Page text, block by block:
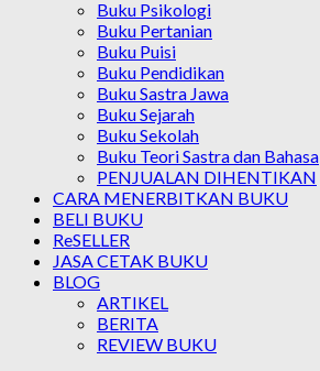
Buku Psikologi
Buku Pertanian
Buku Puisi
Buku Pendidikan
Buku Sastra Jawa
Buku Sejarah
Buku Sekolah
Buku Teori Sastra dan Bahasa
PENJUALAN DIHENTIKAN
CARA MENERBITKAN BUKU
BELI BUKU
ReSELLER
JASA CETAK BUKU
BLOG
ARTIKEL
BERITA
REVIEW BUKU